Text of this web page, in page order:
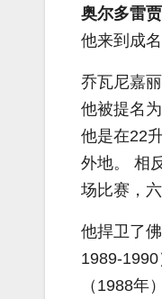
奥尔多雷
他来到成
乔瓦尼嘉
他被提名
他是在22
外地。 相
场比赛，
他捍卫了
1989-
（1988年